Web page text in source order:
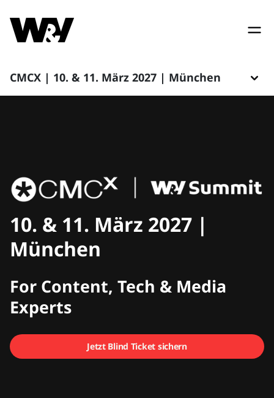
CMCX | 10. & 11. März 2027 | München
CMCX
10. & 11. März 2027 |
München
For Content, Tech & Media
Experts
Jetzt Blind Ticket sichern